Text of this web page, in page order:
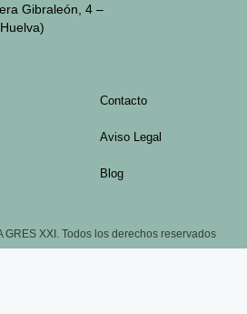
Gibraleón, 4 –
Contacto
Aviso Legal
Blog
XXI. Todos los derechos reservados